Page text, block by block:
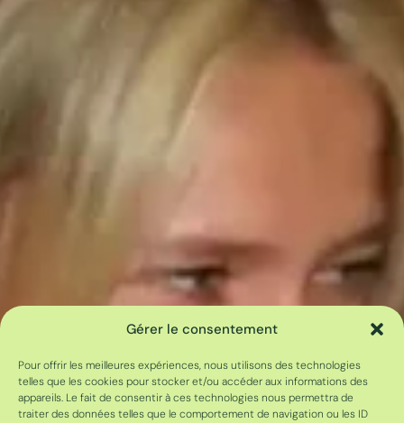
Gérer le consentement
Pour offrir les meilleures expériences, nous utilisons des technologies
telles que les cookies pour stocker et/ou accéder aux informations des
appareils. Le fait de consentir à ces technologies nous permettra de
traiter des données telles que le comportement de navigation ou les ID